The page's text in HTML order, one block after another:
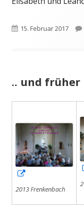
Veröffentlicht
15. Februar 2017
.. und früher
neuem
2013 Frenkenbach